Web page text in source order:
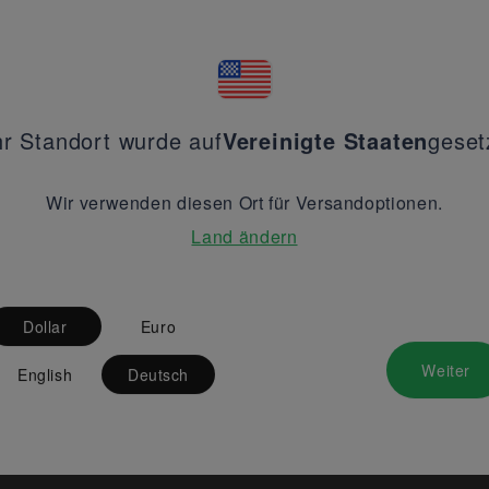
Standort wurde aufVereinigte Staaten
Wir verwenden diesen Ort für Versandoptionen.
Land ändern
Dollar Euro
English Deutsch Weiter